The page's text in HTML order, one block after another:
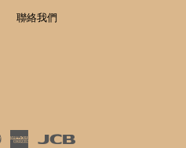
聯絡我們
Master
American